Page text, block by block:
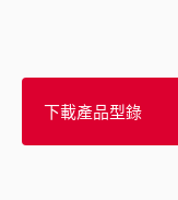
下載產品型錄